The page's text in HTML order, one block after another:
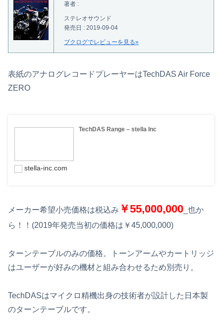
著者 :
ステレオサウンド
発売日 : 2019-09-04
ブクログでレビューを見る»
表紙のアナログレコードプレーヤーはTechDAS Air Force
ZERO
TechDAS Range – stella Inc
stella-inc.com
メーカー希望小売価格は税込み ￥55,000,000 _也か
ら！！(2019年発売当初の価格は￥45,000,000)
ターンテーブルのみの価格。トーンアームやカートリッジ
はユーザーが好みの機材と組み合わせるため別売り。
TechDASはマイクロ精機出身の技術者が設計した日本製
のターンテーブルです。